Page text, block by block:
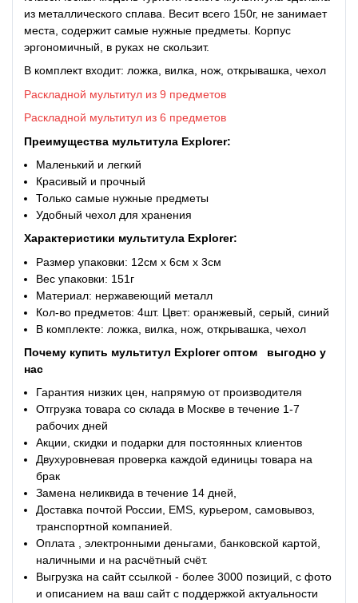
из металлического сплава. Весит всего 150г, не занимает
места, содержит самые нужные предметы. Корпус
эргономичный, в руках не скользит.
В комплект входит: ложка, вилка, нож, открывашка, чехол
Раскладной мультитул из 9 предметов
Раскладной мультитул из 6 предметов
Преимущества мультитула Explorer:
Маленький и легкий
Красивый и прочный
Только самые нужные предметы
Удобный чехол для хранения
Характеристики мультитула Explorer:
Размер упаковки: 12см x 6см x 3см
Вес упаковки: 151г
Материал: нержавеющий металл
Кол-во предметов: 4шт. Цвет: оранжевый, серый, синий
В комплекте: ложка, вилка, нож, открывашка, чехол
Почему купить мультитул Explorer оптом
выгодно у
нас
Гарантия низких цен, напрямую от производителя
Отгрузка товара со склада в Москве в течение 1-7
рабочих дней
Акции, скидки и подарки для постоянных клиентов
Двухуровневая проверка каждой единицы товара на
брак
Замена неликвида в течение 14 дней,
Доставка почтой России, EMS, курьером, самовывоз,
транспортной компанией.
Оплата , электронными деньгами, банковской картой,
наличными и на расчётный счёт.
Выгрузка на сайт ссылкой - более 3000 позиций, с фото
и описанием на ваш сайт с поддержкой актуальности